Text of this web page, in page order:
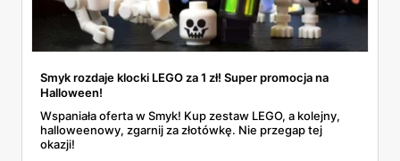
Smyk rozdaje klocki LEGO za 1 zł! Super promocja na
Halloween!
Wspaniała oferta w Smyk! Kup zestaw LEGO, a kolejny,
halloweenowy, zgarnij za złotówkę. Nie przegap tej
okazji!